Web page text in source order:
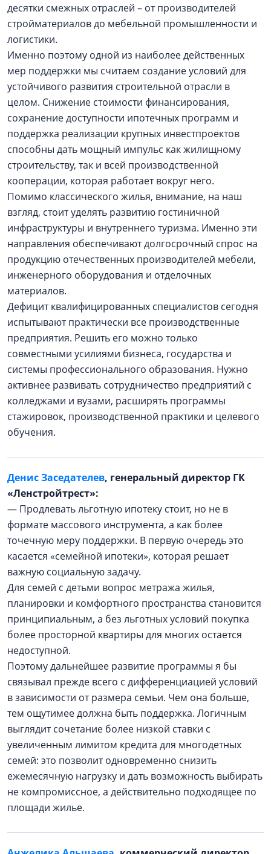
десятки смежных отраслей – от производителей
стройматериалов до мебельной промышленности и
логистики.
Именно поэтому одной из наиболее действенных
мер поддержки мы считаем создание условий для
устойчивого развития строительной отрасли в
целом. Снижение стоимости финансирования,
сохранение доступности ипотечных программ и
поддержка реализации крупных инвестпроектов
способны дать мощный импульс как жилищному
строительству, так и всей производственной
кооперации, которая работает вокруг него.
Помимо классического жилья, внимание, на наш
взгляд, стоит уделять развитию гостиничной
инфраструктуры и внутреннего туризма. Именно эти
направления обеспечивают долгосрочный спрос на
продукцию отечественных производителей мебели,
инженерного оборудования и отделочных
материалов.
Дефицит квалифицированных специалистов сегодня
испытывают практически все производственные
предприятия. Решить его можно только
совместными усилиями бизнеса, государства и
системы профессионального образования. Нужно
активнее развивать сотрудничество предприятий с
колледжами и вузами, расширять программы
стажировок, производственной практики и целевого
обучения.
Денис Заседателев, генеральный директор ГК
«Ленстройтрест»:
— Продлевать льготную ипотеку стоит, но не в
формате массового инструмента, а как более
точечную меру поддержки. В первую очередь это
касается «семейной ипотеки», которая решает
важную социальную задачу.
Для семей с детьми вопрос метража жилья,
планировки и комфортного пространства становится
принципиальным, а без льготных условий покупка
более просторной квартиры для многих остается
недоступной.
Поэтому дальнейшее развитие программы я бы
связывал прежде всего с дифференциацией условий
в зависимости от размера семьи. Чем она больше,
тем ощутимее должна быть поддержка. Логичным
выглядит сочетание более низкой ставки с
увеличенным лимитом кредита для многодетных
семей: это позволит одновременно снизить
ежемесячную нагрузку и дать возможность выбирать
не компромиссное, а действительно подходящее по
площади жилье.